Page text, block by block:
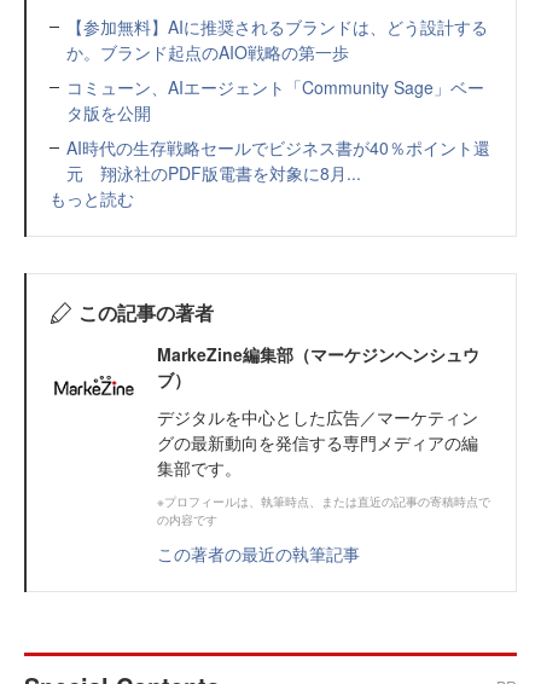
【参加無料】AIに推奨されるブランドは、どう設計する
か。ブランド起点のAIO戦略の第一歩
コミューン、AIエージェント「Community Sage」ベー
タ版を公開
AI時代の生存戦略セールでビジネス書が40％ポイント還
元 翔泳社のPDF版電書を対象に8月...
もっと読む
この記事の著者
MarkeZine編集部（マーケジンヘンシュウ
ブ）
デジタルを中心とした広告／マーケティン
グの最新動向を発信する専門メディアの編
集部です。
※プロフィールは、執筆時点、または直近の記事の寄稿時点で
の内容です
この著者の最近の執筆記事